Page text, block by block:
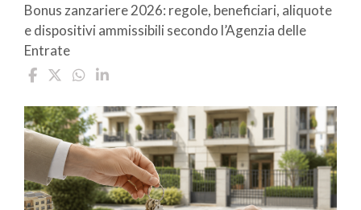
Bonus zanzariere 2026: regole, beneficiari, aliquote
e dispositivi ammissibili secondo l’Agenzia delle
Entrate